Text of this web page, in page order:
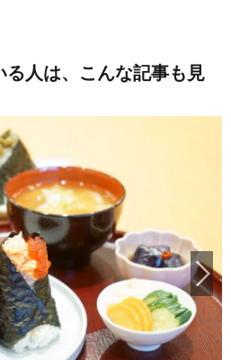
る人は、こんな記事も見